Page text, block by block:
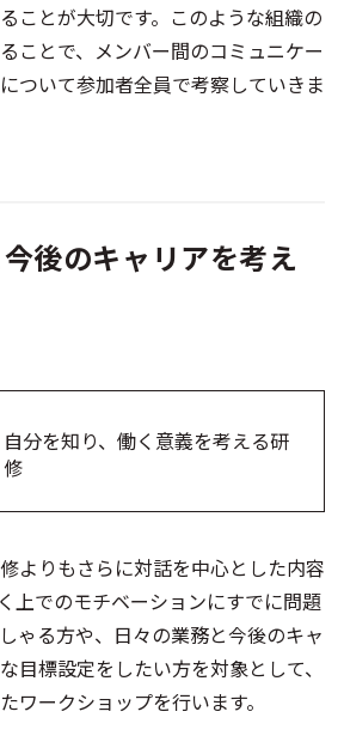
ことが大切です。このような組織の
ことで、メンバー間のコミュニケー
ついて参加者全員で考察していきま
後のキャリアを考え
自分を知り、働く意義を考える研
修
よりもさらに対話を中心とした内容
上でのモチベーションにすでに問題
ゃる方や、日々の業務と今後のキャ
目標設定をしたい方を対象として、
ワークショップを行います。